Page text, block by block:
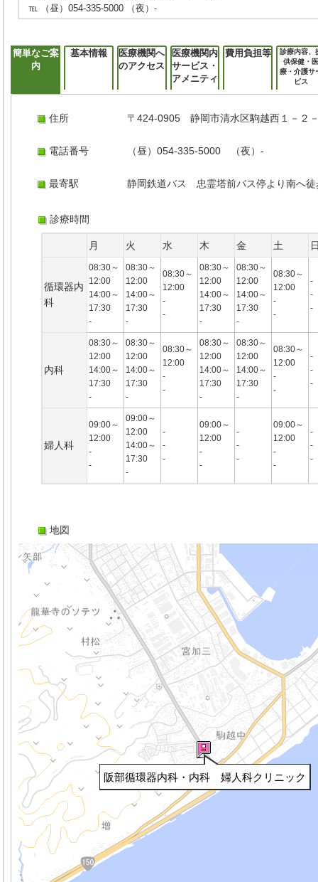
℡ （昼）054-335-5000 （夜）-
簡単なご案
内
基本情報
医療機関へ
のアクセス
医療機関内
サービス・
アメニティ
費用負担等
診療内容、
供保健・
療・介護サ
ビス
住所 〒424-0905 静岡市清水区駒越西１－２
電話番号 （昼）054-335-5000 （夜）-
最寄駅 静岡鉄道バス 忠霊塔前バス停より南へ徒
診療時間
月 火 水 木 金 土
循環器内
科
08:30～
12:00
14:00～
17:30
-
08:30～
12:00
14:00～
17:30
-
08:30～
12:00
-
-
08:30～
12:00
14:00～
17:30
-
08:30～
12:00
14:00～
17:30
-
08:30～
12:00
-
-
-
-
-
内科
08:30～
12:00
14:00～
17:30
-
08:30～
12:00
14:00～
17:30
-
08:30～
12:00
-
-
08:30～
12:00
14:00～
17:30
-
08:30～
12:00
14:00～
17:30
-
08:30～
12:00
-
-
-
-
-
婦人科
09:00～
12:00
-
-
09:00～
12:00
14:00～
17:30
-
-
-
-
09:00～
12:00
-
-
-
-
-
09:00～
12:00
-
-
-
-
-
地図
阪部循環器内科・内科 婦人科クリニック